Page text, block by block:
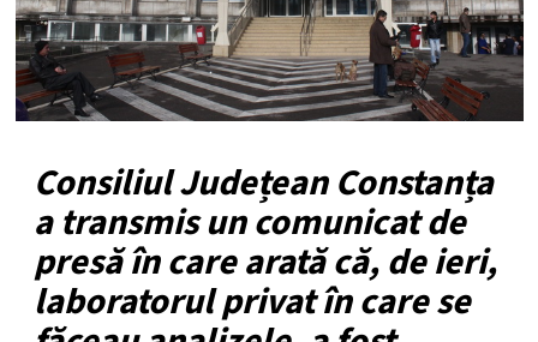
Consiliul Județean Constanța
a transmis un comunicat de
presă în care arată că, de ieri,
laboratorul privat în care se